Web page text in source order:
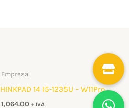
Empresa
14 I5-1235U – W11Pro
1,064.00 + IVA